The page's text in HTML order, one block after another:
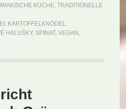
Špenátové
(Rezept)
KÜCHE, TRADITIONELLE
, KARTOFFELKNÖDEL,
HALUŠKY, SPINAT, VEGAN ,